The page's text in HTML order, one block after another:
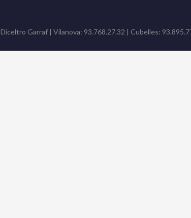
Diceltro Garraf | Vilanova: 93.768.27.32 | Cubelles: